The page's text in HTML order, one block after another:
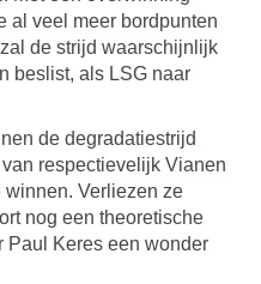
al veel meer bordpunten
de strijd waarschijnlijk
beslist, als LSG naar
de degradatiestrijd
respectievelijk Vianen
winnen. Verliezen ze
nog een theoretische
Paul Keres een wonder